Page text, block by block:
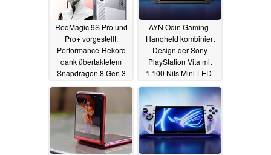
RedMagic 9S Pro und
Pro+ vorgestellt:
Performance-Rekord
dank übertaktetem
Snapdragon 8 Gen 3
Leading Version
03.07.2024
AYN Odin Gaming-
Handheld kombiniert
Design der Sony
PlayStation Vita mit
1.100 Nits Mini-LED-
Display14.05.2024